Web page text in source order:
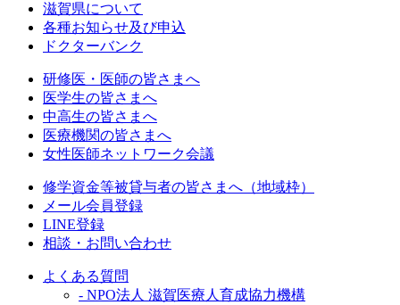
滋賀県について
各種お知らせ及び申込
ドクターバンク
研修医・医師の皆さまへ
医学生の皆さまへ
中高生の皆さまへ
医療機関の皆さまへ
女性医師ネットワーク会議
修学資金等被貸与者の皆さまへ（地域枠）
メール会員登録
LINE登録
相談・お問い合わせ
よくある質問
- NPO法人 滋賀医療人育成協力機構